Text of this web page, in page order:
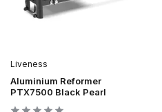
Liveness
Aluminium Reformer
PTX7500 Black Pearl